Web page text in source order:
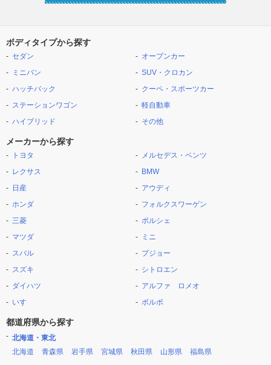
ボディタイプから探す
セダン
ミニバン
ハッチバック
ステーションワゴン
ハイブリッド
オープンカー
SUV・クロカン
クーペ・スポーツカー
軽自動車
その他
メーカーから探す
トヨタ
レクサス
日産
ホンダ
三菱
マツダ
スバル
スズキ
ダイハツ
いすゞ
メルセデス・ベンツ
BMW
アウディ
フォルクスワーゲン
ポルシェ
ミニ
プジョー
シトロエン
アルファ ロメオ
ボルボ
都道府県から探す
北海道・東北
北海道
青森県 岩手県 宮城県 秋田県 山形県 福島県